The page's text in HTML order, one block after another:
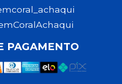
PAGAMENTO